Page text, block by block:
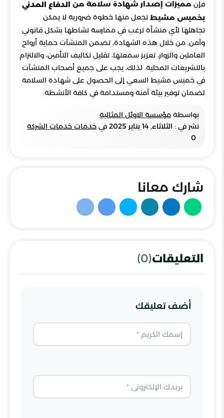
فإن مميزات إصدار شهادة سلامة من الدفاع المدني
بخميس مشيطتجعل منها خطوة ضرورية لا يمكن
تجاهلها لأي منشأة ترغب في ممارسة نشاطها بشكل قانوني
وآمن. من خلال هذه الشهادة، تضمن المنشآت حماية أرواح
العاملين والزوار، تعزيز سمعتها، تقليل تكاليف التأمين، والالتزام
بالتشريعات المحلية. لذلك، يجب على جميع أصحاب المنشآت
في خميس مشيط السعي إلى الحصول على شهادة السلامة
لضمان توفير بيئة آمنة ومستدامة في كافة الأنشطة.
بواسطة مؤسسة الاوئل المثالية
نشر في : الثلاثاء, 14 يناير 2025 في خدمات خدمات الشركة
0
شارك معانا
التعليقات(0)
أضف تعليقك
الاسم
البريد الإلكتروني